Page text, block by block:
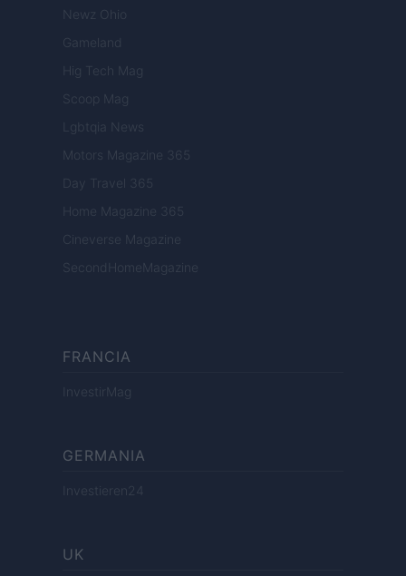
Newz Ohio
Gameland
Hig Tech Mag
Scoop Mag
Lgbtqia News
Motors Magazine 365
Day Travel 365
Home Magazine 365
Cineverse Magazine
SecondHomeMagazine
FRANCIA
InvestirMag
GERMANIA
Investieren24
UK